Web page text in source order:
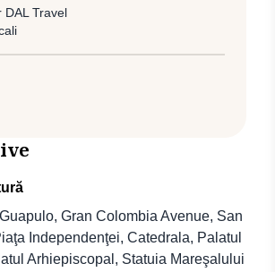
DAL Travel
Gran Colombia Avenue, San
Independenţei, Catedrala, Palatul
Arhiepiscopal, Statuia Mareşalului